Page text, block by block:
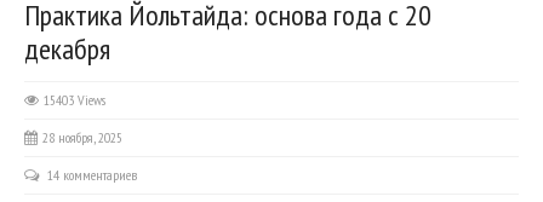
Практика Йольтайда: основа года с 20
декабря
15403 Views
28 ноября, 2025
14 комментариев